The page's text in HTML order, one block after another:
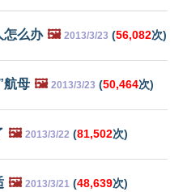
怎么办 🖼️ 2013/3/23 (56,082次)
航母 🖼️ 2013/3/23 (50,464次)
🖼️ 2013/3/22 (81,502次)
🖼️ 2013/3/21 (48,639次)